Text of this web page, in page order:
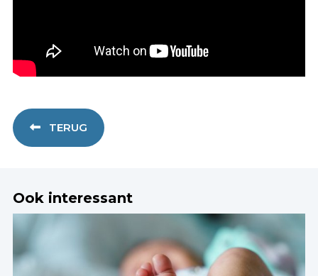
TERUG
Ook interessant